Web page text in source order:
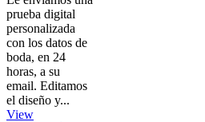
prueba digital
personalizada
con los datos de
boda, en 24
horas, a su
email. Editamos
el diseño y...
View